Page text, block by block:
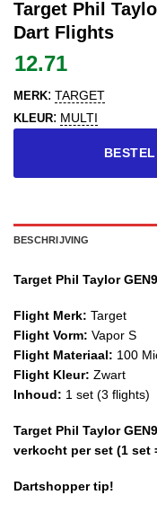
Target Phil
Dart Flights
12.71
MERK: TARGET
KLEUR: MULTI
BESCHRIJVING
Target Phil Taylor
Flight Merk: Target
Flight Vorm: Vapor S
Flight Materiaal: 100
Flight Kleur: Zwart
Inhoud: 1 set (3 flights)
Target Phil Taylor
verkocht per set (1 set
Dartshopper tip!